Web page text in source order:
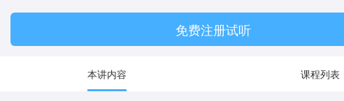
免费注册试听
本讲内容 课程列表